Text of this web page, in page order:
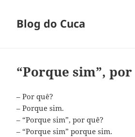
Blog do Cuca
“Porque sim”, por
– Por quê?
– Porque sim.
– “Porque sim”, por quê?
– “Porque sim” porque sim.